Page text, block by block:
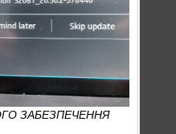
ЗАБЕЗПЕЧЕННЯ